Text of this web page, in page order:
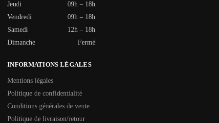
Jeudi
09h – 18h
Vendredi
09h – 18h
Samedi
12h – 18h
Dimanche
Fermé
INFORMATIONS LÉGALES
Mentions légales
Politique de confidentialité
Conditions générales de vente
Politique de livraison/retour